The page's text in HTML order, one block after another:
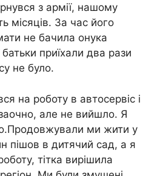
з армії, нашому
місяців. За час його
не бачила онука
приїхали два рази
не було.
на роботу в автосервіс і
але не вийшло. Я
ми жити у
пішов в дитячий сад, а я
тітка вирішила